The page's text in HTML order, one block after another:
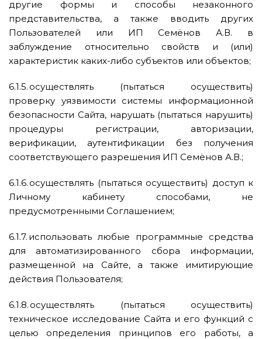
другие формы и способы незаконного
представительства, а также вводить других
Пользователей или ИП Семёнов А.В. в
заблуждение относительно свойств и (или)
характеристик каких-либо субъектов или объектов;
6.1.5. осуществлять (пытаться осуществить)
проверку уязвимости системы информационной
безопасности Сайта, нарушать (пытаться нарушить)
процедуры регистрации, авторизации,
верификации, аутентификации без получения
соответствующего разрешения ИП Семёнов А.В.;
6.1.6. осуществлять (пытаться осуществить) доступ к
Личному кабинету способами, не
предусмотренными Соглашением;
6.1.7. использовать любые программные средства
для автоматизированного сбора информации,
размещенной на Сайте, а также имитирующие
действия Пользователя;
6.1.8. осуществлять (пытаться осуществить)
техническое исследование Сайта и его функций с
целью определения принципов его работы, а